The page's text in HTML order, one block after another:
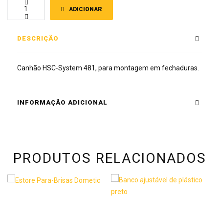
ADICIONAR
DESCRIÇÃO
Canhão HSC-System 481, para montagem em fechaduras.
INFORMAÇÃO ADICIONAL
PRODUTOS RELACIONADOS